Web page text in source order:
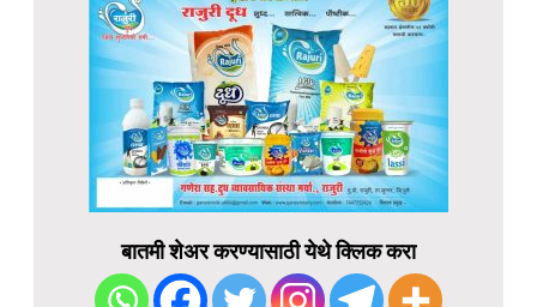
बातमी शेअर करण्यासाठी येथे क्लिक करा